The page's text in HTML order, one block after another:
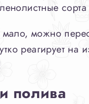
можно
реагирует на
полива